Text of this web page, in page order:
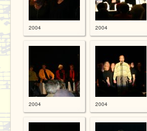
2004 2004
2004 2004